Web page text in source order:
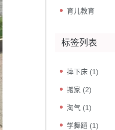
育儿教育
标签列表
摔下床 (1)
搬家 (2)
淘气 (1)
学舞蹈 (1)